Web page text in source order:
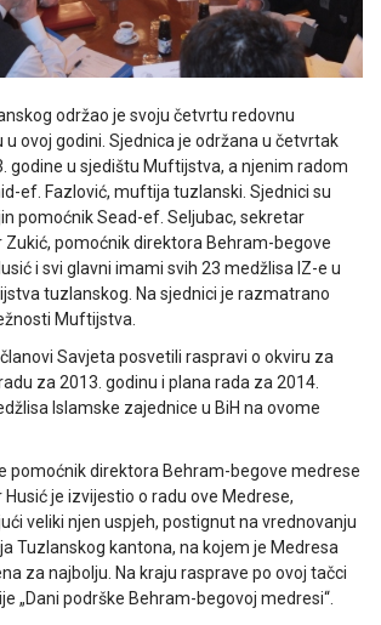
održao je svoju četvrtu redovnu
u ovoj godini. Sjednica je održana u četvrtak
godine u sjedištu Muftijstva, a njenim radom
ef. Fazlović, muftija tuzlanski. Sjednici su
pomoćnik Sead-ef. Seljubac, sekretar
pomoćnik direktora Behram-begove
i svi glavni imami svih 23 medžlisa IZ-e u
tuzlanskog. Na sjednici je razmatrano
Muftijstva.
Savjeta posvetili raspravi o okviru za
za 2013. godinu i plana rada za 2014.
Islamske zajednice u BiH na ovome
pomoćnik direktora Behram-begove medrese
je izvijestio o radu ove Medrese,
veliki njen uspjeh, postignut na vrednovanju
Tuzlanskog kantona, na kojem je Medresa
za najbolju. Na kraju rasprave po ovoj tačci
„Dani podrške Behram-begovoj medresi“.